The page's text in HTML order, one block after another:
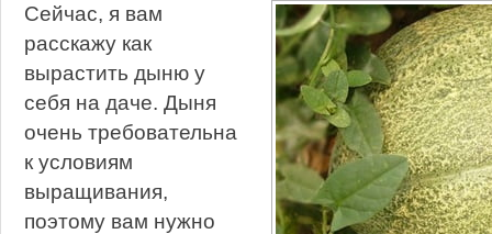
Сейчас, я вам
расскажу как
вырастить дыню у
себя на даче. Дыня
очень требовательна
к условиям
выращивания,
поэтому вам нужно